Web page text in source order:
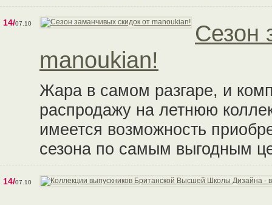
14/07.10
Сезон
manoukian!
Жара в самом разгаре, и
распродажу на летнюю
имеется возможность
сезона по самым выгодным
14/07.10